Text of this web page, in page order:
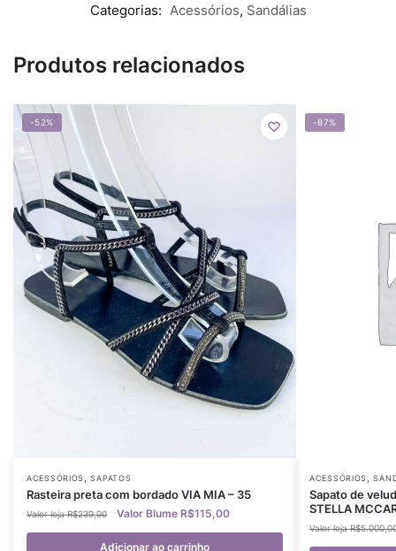
Categorias: Acessórios, Sandálias
Produtos relacionados
-52%
ACESSÓRIOS ,SAPATOS
Rasteira preta com bordado VIA MIA – 35
R$239,00 R$115,00
Adicionar ao carrinho
-87%
ACESSÓRIOS ,
Sapato de
STELLA
R$